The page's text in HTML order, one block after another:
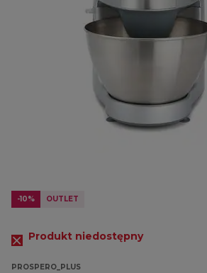
-10% OUTLET
Produkt niedostępny
PROSPERO_PLUS